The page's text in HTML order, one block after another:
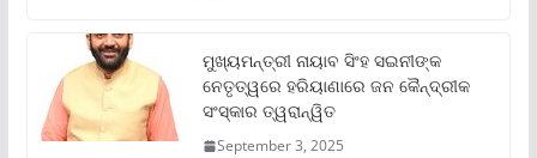
ମୁଖ୍ୟମନ୍ତ୍ରୀ ନାୟାବ ସିଂହ ସଇନୀଙ୍କ
ନେତୃତ୍ୱରେ ହରିୟାଣାରେ ଜନ କୈନ୍ଦ୍ରୀକ
ସଂସ୍କାର ତ୍ୱରାନ୍ୱିତ
September 3, 2025